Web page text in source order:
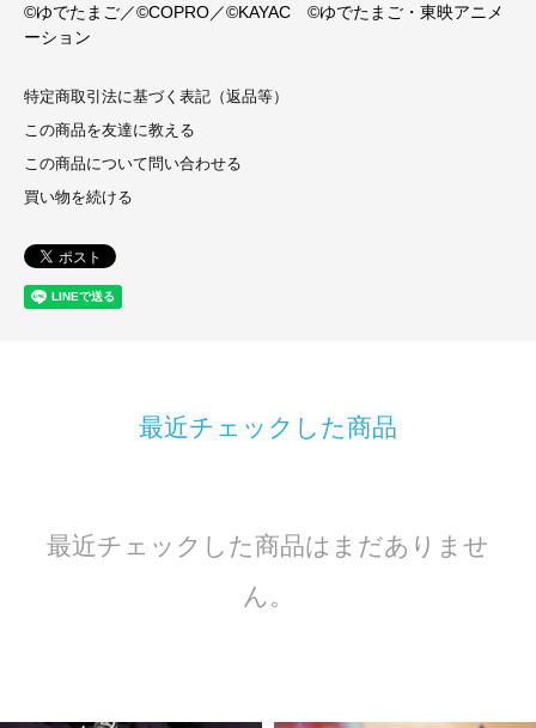
©ゆでたまご／©COPRO／©KAYAC ©ゆでたまご・東映アニメ
ーション
特定商取引法に基づく表記（返品等）
この商品を友達に教える
この商品について問い合わせる
買い物を続ける
最近チェックした商品
最近チェックした商品はまだありませ
ん。